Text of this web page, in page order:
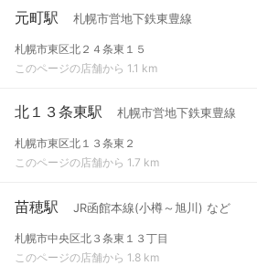
元町駅 札幌市営地下鉄東豊線
札幌市東区北２４条東１５
このページの店舗から 1.1 km
北１３条東駅 札幌市営地下鉄東豊線
札幌市東区北１３条東２
このページの店舗から 1.7 km
苗穂駅 JR函館本線(小樽～旭川) など
札幌市中央区北３条東１３丁目
このページの店舗から 1.8 km